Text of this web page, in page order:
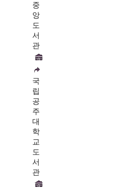
중
앙
도
서
관
국
립
공
주
대
학
교
도
서
관